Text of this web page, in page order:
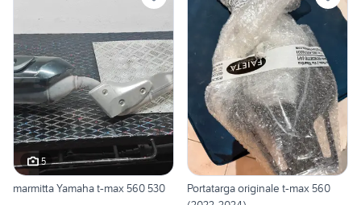
5
marmitta Yamaha t-max 560 530
Portatarga originale t-max 560